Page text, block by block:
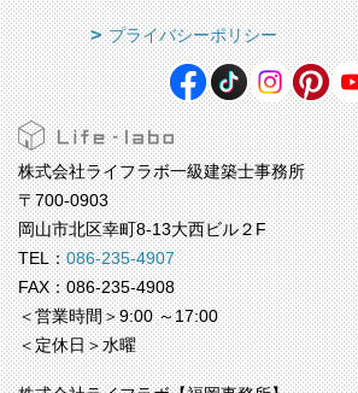
プライバシーポリシー
株式会社ライフラボ一級建築士事務所
〒700-0903
岡山市北区幸町8-13大西ビル２F
TEL：086-235-4907
FAX：086-235-4908
＜営業時間＞9:00 ～17:00
＜定休日＞水曜